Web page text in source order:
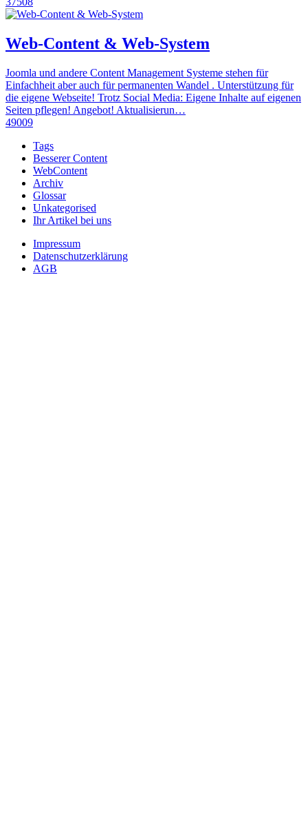
Web-Content & Web-System
Joomla und andere Content Management Systeme stehen für
Einfachheit aber auch für permanenten Wandel . Unterstützung für
die eigene Webseite! Trotz Social Media: Eigene Inhalte auf eigenen
Seiten pflegen! Angebot! Aktualisierun…
49009
Tags
Besserer Content
WebContent
Archiv
Glossar
Unkategorised
Ihr Artikel bei uns
Impressum
Datenschutzerklärung
AGB